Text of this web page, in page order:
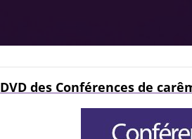
DVD des Conférences de